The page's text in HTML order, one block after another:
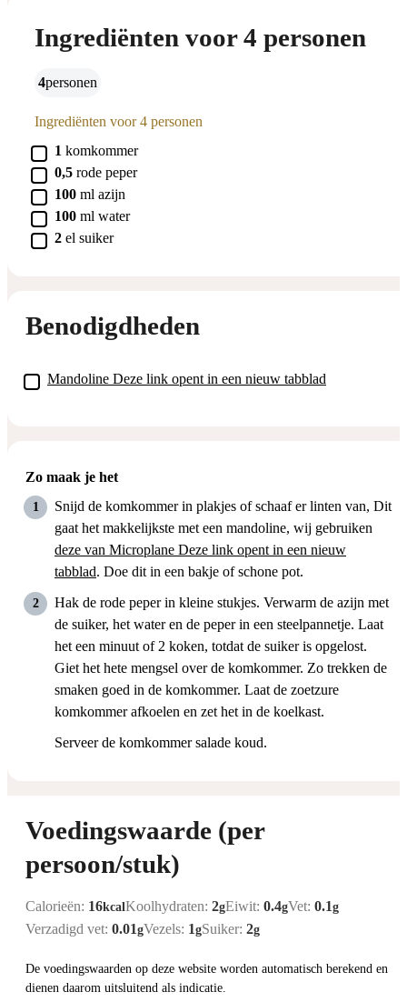
Ingrediënten voor 4 personen
4 personen
Ingrediënten voor 4 personen
▢
1 komkommer
▢
0,5 rode peper
▢
100 ml azijn
▢
100 ml water
▢
2 el suiker
Benodigdheden
▢
Mandoline Deze link opent in een nieuw tabblad
Zo maak je het
Snijd de komkommer in plakjes of schaaf er linten van, Dit
gaat het makkelijkste met een mandoline, wij gebruiken
deze van Microplane Deze link opent in een nieuw
tabblad. Doe dit in een bakje of schone pot.
Hak de rode peper in kleine stukjes. Verwarm de azijn met
de suiker, het water en de peper in een steelpannetje. Laat
het een minuut of 2 koken, totdat de suiker is opgelost.
Giet het hete mengsel over de komkommer. Zo trekken de
smaken goed in de komkommer. Laat de zoetzure
komkommer afkoelen en zet het in de koelkast.
Serveer de komkommer salade koud.
Voedingswaarde (per
persoon/stuk)
Calorieën: 16kcalKoolhydraten: 2gEiwit: 0.4gVet: 0.1g
Verzadigd vet: 0.01gVezels: 1gSuiker: 2g
De voedingswaarden op deze website worden automatisch berekend en
dienen daarom uitsluitend als indicatie.